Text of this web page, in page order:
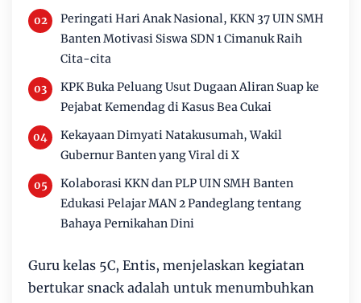
Peringati Hari Anak Nasional, KKN 37 UIN SMH
Banten Motivasi Siswa SDN 1 Cimanuk Raih
Cita-cita
KPK Buka Peluang Usut Dugaan Aliran Suap ke
Pejabat Kemendag di Kasus Bea Cukai
Kekayaan Dimyati Natakusumah, Wakil
Gubernur Banten yang Viral di X
Kolaborasi KKN dan PLP UIN SMH Banten
Edukasi Pelajar MAN 2 Pandeglang tentang
Bahaya Pernikahan Dini
Guru kelas 5C, Entis, menjelaskan kegiatan
bertukar snack adalah untuk menumbuhkan